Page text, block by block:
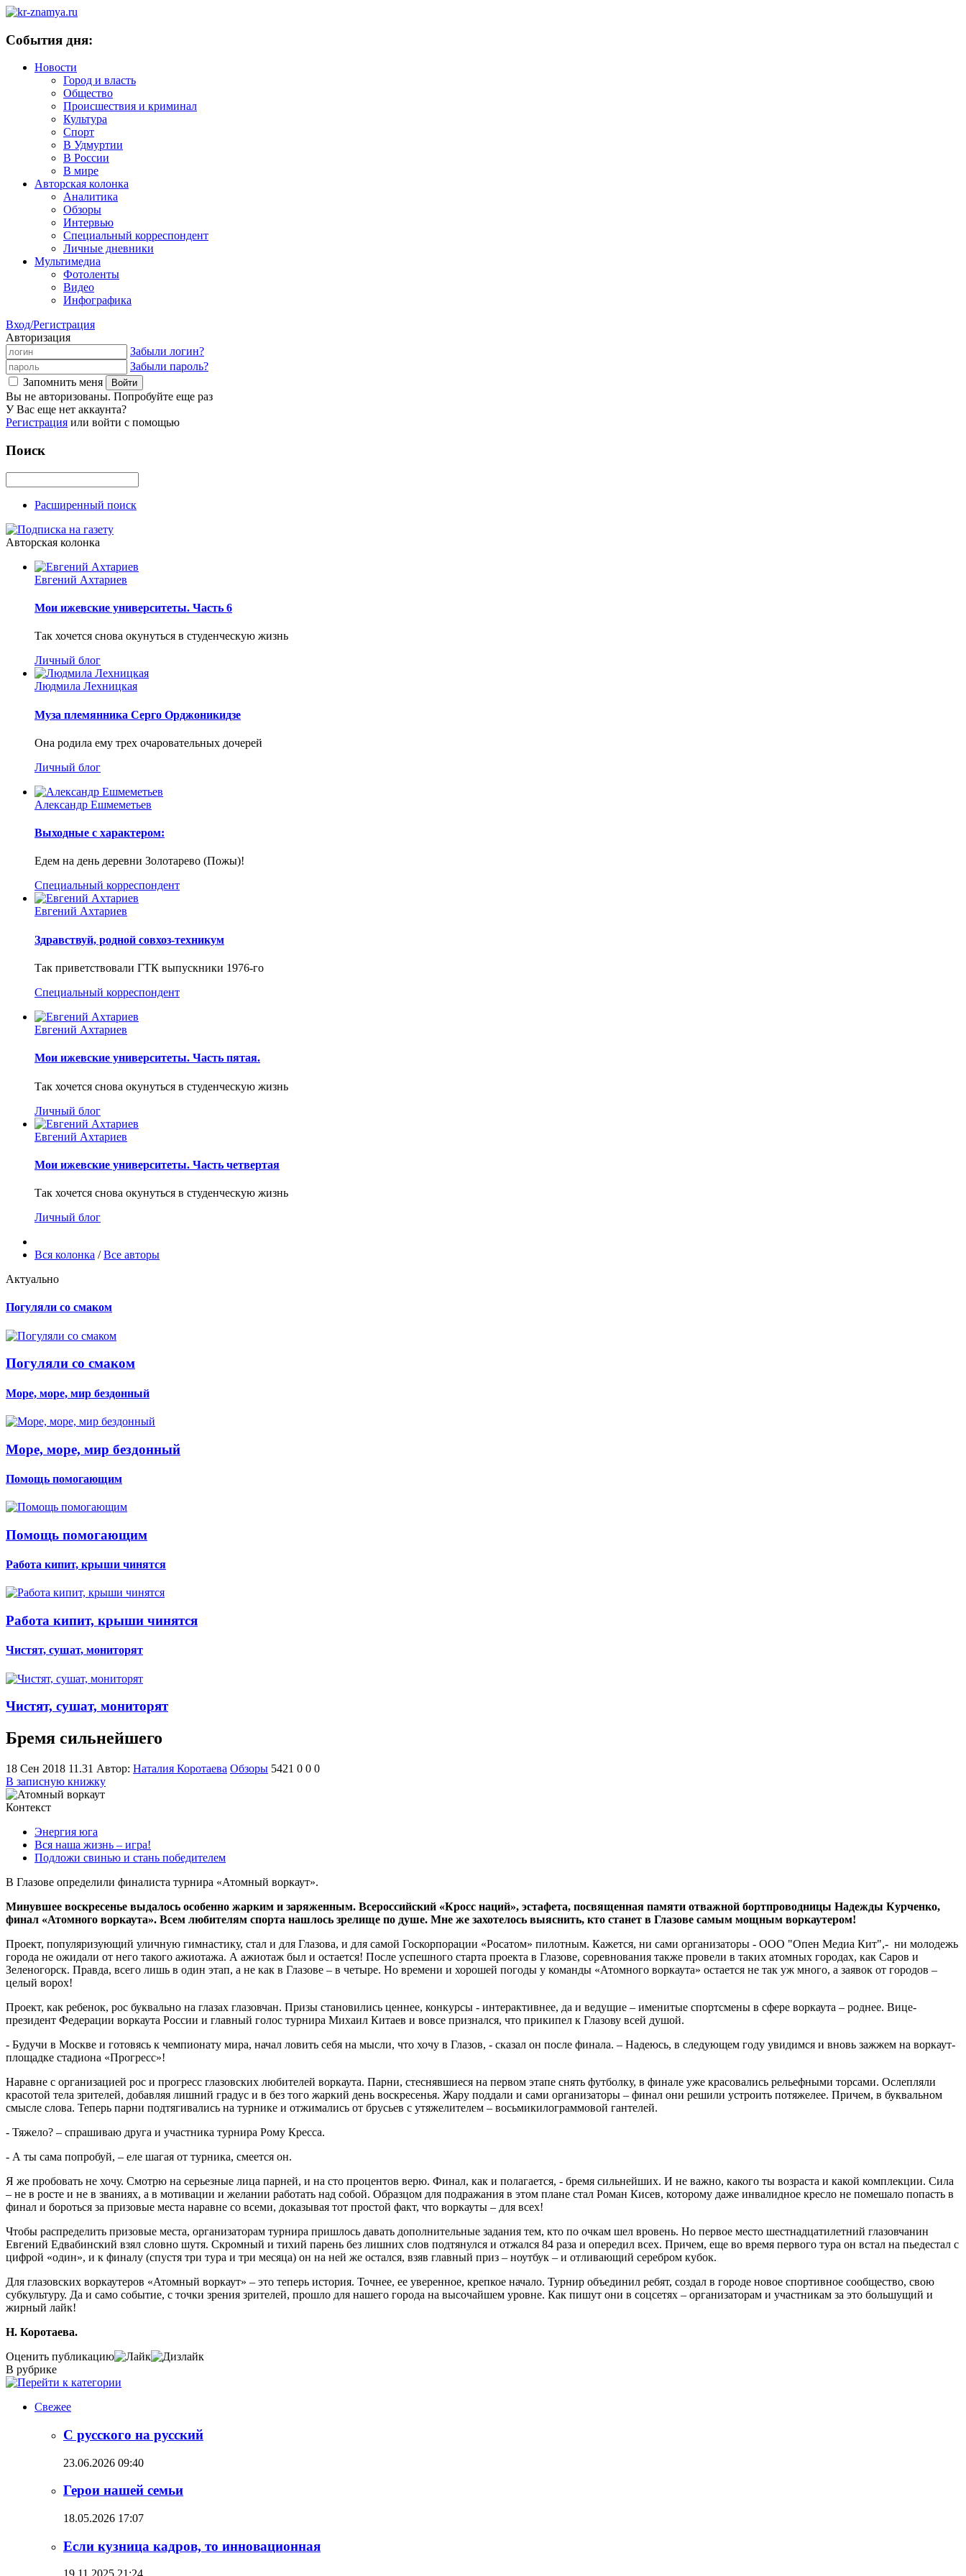
События дня:
Новости
Город и власть
Общество
Происшествия и криминал
Культура
Спорт
В Удмуртии
В России
В мире
Авторская колонка
Аналитика
Обзоры
Интервью
Специальный корреспондент
Личные дневники
Мультимедиа
Фотоленты
Видео
Инфографика
Вход/Регистрация
Авторизация
Забыли логин?
Забыли пароль?
Запомнить меня
Вы не авторизованы. Попробуйте еще раз
У Вас еще нет аккаунта?
Регистрация или войти с помощью
Поиск
Расширенный поиск
Авторская колонка
Евгений Ахтариев
Мои ижевские университеты. Часть 6
Так хочется снова окунуться в студенческую жизнь
Личный блог
Людмила Лехницкая
Муза племянника Серго Орджоникидзе
Она родила ему трех очаровательных дочерей
Личный блог
Александр Ешмеметьев
Выходные с характером:
Едем на день деревни Золотарево (Пожы)!
Специальный корреспондент
Евгений Ахтариев
Здравствуй, родной совхоз-техникум
Так приветствовали ГТК выпускники 1976-го
Специальный корреспондент
Евгений Ахтариев
Мои ижевские университеты. Часть пятая.
Так хочется снова окунуться в студенческую жизнь
Личный блог
Евгений Ахтариев
Мои ижевские университеты. Часть четвертая
Так хочется снова окунуться в студенческую жизнь
Личный блог
Вся колонка /Все авторы
Актуально
Погуляли со смаком
Погуляли со смаком
Море, море, мир бездонный
Море, море, мир бездонный
Помощь помогающим
Помощь помогающим
Работа кипит, крыши чинятся
Работа кипит, крыши чинятся
Чистят, сушат, мониторят
Чистят, сушат, мониторят
Бремя сильнейшего
18 Сен 2018 11.31 Автор: Наталия Коротаева Обзоры 5421 0 0 0
В записную книжку
Контекст
Энергия юга
Вся наша жизнь – игра!
Подложи свинью и стань победителем
В Глазове определили финалиста турнира «Атомный воркаут».
Минувшее воскресенье выдалось особенно жарким и заряженным. Всероссийский «Кросс наций», эстафета, посвященная памяти отважной бортпроводницы Надежды Курченко,
финал «Атомного воркаута». Всем любителям спорта нашлось зрелище по душе. Мне же захотелось выяснить, кто станет в Глазове самым мощным воркаутером!
Проект, популяризующий уличную гимнастику, стал и для Глазова, и для самой Госкорпорации «Росатом» пилотным. Кажется, ни сами организаторы - ООО "Опен Медиа Кит",- ни молодежь
города не ожидали от него такого ажиотажа. А ажиотаж был и остается! После успешного старта проекта в Глазове, соревнования также провели в таких атомных городах, как Саров и
Зеленогорск. Правда, всего лишь в один этап, а не как в Глазове – в четыре. Но времени и хорошей погоды у команды «Атомного воркаута» остается не так уж много, а заявок от городов –
целый ворох!
Проект, как ребенок, рос буквально на глазах глазовчан. Призы становились ценнее, конкурсы - интерактивнее, да и ведущие – именитые спортсмены в сфере воркаута – роднее. Вице-
президент Федерации воркаута России и главный голос турнира Михаил Китаев и вовсе признался, что прикипел к Глазову всей душой.
- Будучи в Москве и готовясь к чемпионату мира, начал ловить себя на мысли, что хочу в Глазов, - сказал он после финала. – Надеюсь, в следующем году увидимся и вновь зажжем на воркаут-
площадке стадиона «Прогресс»!
Наравне с организацией рос и прогресс глазовских любителей воркаута. Парни, стеснявшиеся на первом этапе снять футболку, в финале уже красовались рельефными торсами. Ослепляли
красотой тела зрителей, добавляя лишний градус и в без того жаркий день воскресенья. Жару поддали и сами организаторы – финал они решили устроить потяжелее. Причем, в буквальном
смысле слова. Теперь парни подтягивались на турнике и отжимались от брусьев с утяжелителем – восьмикилограммовой гантелей.
- Тяжело? – спрашиваю друга и участника турнира Рому Кресса.
- А ты сама попробуй, – еле шагая от турника, смеется он.
Я же пробовать не хочу. Смотрю на серьезные лица парней, и на сто процентов верю. Финал, как и полагается, - бремя сильнейших. И не важно, какого ты возраста и какой комплекции. Сила
– не в росте и не в званиях, а в мотивации и желании работать над собой. Образцом для подражания в этом плане стал Роман Кисев, которому даже инвалидное кресло не помешало попасть в
финал и бороться за призовые места наравне со всеми, доказывая тот простой факт, что воркауты – для всех!
Чтобы распределить призовые места, организаторам турнира пришлось давать дополнительные задания тем, кто по очкам шел вровень. Но первое место шестнадцатилетний глазовчанин
Евгений Едвабинский взял словно шутя. Скромный и тихий парень без лишних слов подтянулся и отжался 84 раза и опередил всех. Причем, еще во время первого тура он встал на пьедестал с
цифрой «один», и к финалу (спустя три тура и три месяца) он на ней же остался, взяв главный приз – ноутбук – и отливающий серебром кубок.
Для глазовских воркаутеров «Атомный воркаут» – это теперь история. Точнее, ее уверенное, крепкое начало. Турнир объединил ребят, создал в городе новое спортивное сообщество, свою
субкультуру. Да и само событие, с точки зрения зрителей, прошло для нашего города на высочайшем уровне. Как пишут они в соцсетях – организаторам и участникам за это большущий и
жирный лайк!
Н. Коротаева.
Оценить публикацию
В рубрике
Свежее
С русского на русский
23.06.2026 09:40
Герои нашей семьи
18.05.2026 17:07
Если кузница кадров, то инновационная